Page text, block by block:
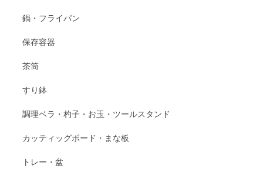
鍋・フライパン
保存容器
茶筒
すり鉢
調理ベラ・杓子・お玉・ツールスタンド
カッティッグボード・まな板
トレー・盆